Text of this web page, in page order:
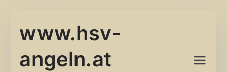
Inhalt
www.hsv-
angeln.at